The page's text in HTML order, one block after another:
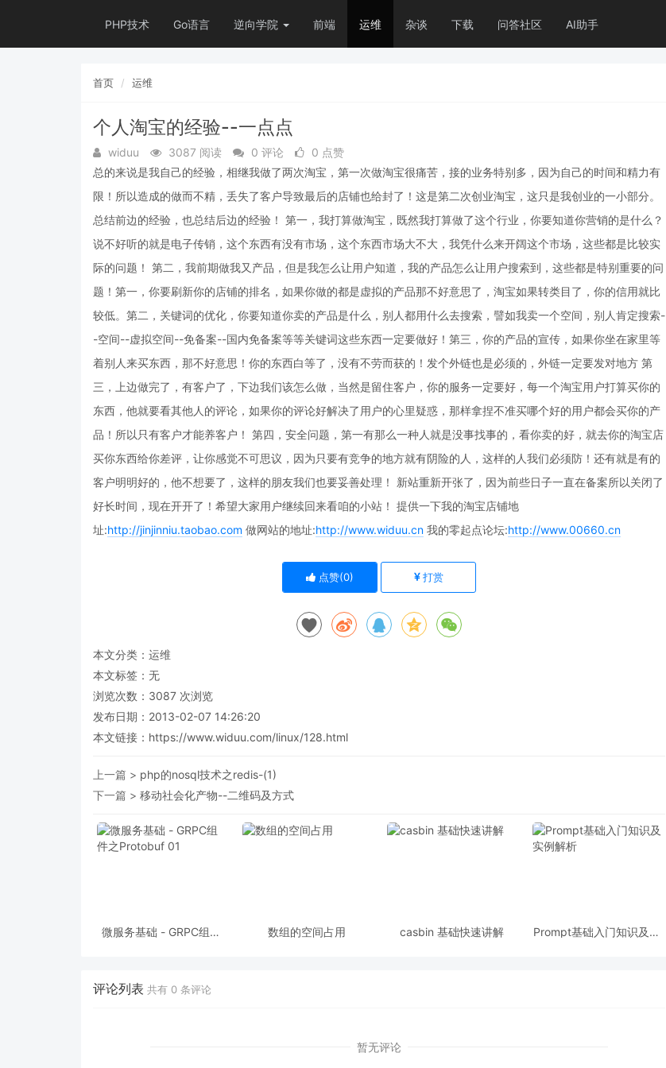
PHP技术 Go语言 逆向学院 前端 运维 杂谈 下载 问答社区 AI助手
首页 运维
个人淘宝的经验--一点点
widuu 3087 阅读 0 评论
0 点赞
总的来说是我自己的经验，相继我做了两次淘宝，第一次做淘宝很痛苦，接的业务特别多，因为自己的时间和精力有
限！所以造成的做而不精，丢失了客户导致最后的店铺也给封了！这是第二次创业淘宝，这只是我创业的一小部分。
总结前边的经验，也总结后边的经验！ 第一，我打算做淘宝，既然我打算做了这个行业，你要知道你营销的是什么？
说不好听的就是电子传销，这个东西有没有市场，这个东西市场大不大，我凭什么来开阔这个市场，这些都是比较实
际的问题！ 第二，我前期做我又产品，但是我怎么让用户知道，我的产品怎么让用户搜索到，这些都是特别重要的问
题！第一，你要刷新你的店铺的排名，如果你做的都是虚拟的产品那不好意思了，淘宝如果转类目了，你的信用就比
较低。第二，关键词的优化，你要知道你卖的产品是什么，别人都用什么去搜索，譬如我卖一个空间，别人肯定搜索-
-空间--虚拟空间--免备案--国内免备案等等关键词这些东西一定要做好！第三，你的产品的宣传，如果你坐在家里等
着别人来买东西，那不好意思！你的东西白等了，没有不劳而获的！发个外链也是必须的，外链一定要发对地方 第
三，上边做完了，有客户了，下边我们该怎么做，当然是留住客户，你的服务一定要好，每一个淘宝用户打算买你的
东西，他就要看其他人的评论，如果你的评论好解决了用户的心里疑惑，那样拿捏不准买哪个好的用户都会买你的产
品！所以只有客户才能养客户！ 第四，安全问题，第一有那么一种人就是没事找事的，看你卖的好，就去你的淘宝店
买你东西给你差评，让你感觉不可思议，因为只要有竞争的地方就有阴险的人，这样的人我们必须防！还有就是有的
客户明明好的，他不想要了，这样的朋友我们也要妥善处理！ 新站重新开张了，因为前些日子一直在备案所以关闭了
好长时间，现在开开了！希望大家用户继续回来看咱的小站！ 提供一下我的淘宝店铺地
址:http://jinjinniu.taobao.com 做网站的地址:http://www.widuu.cn 我的零起点论坛:http://www.00660.cn
点赞(0) 打赏
本文分类： 运维
本文标签：无
浏览次数： 3087 次浏览
发布日期：2013-02-07 14:26:20
本文链接： https://www.widuu.com/linux/128.html
上一篇 > php的nosql技术之redis-(1)
下一篇 > 移动社会化产物--二维码及方式
微服务基础 - GRPC组件
数组的空间占用 casbin 基础快速讲解
Prompt基础入门知识及实
评论列表 共有 0 条评论
暂无评论